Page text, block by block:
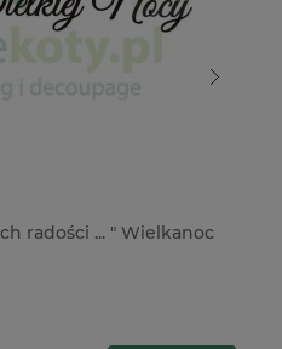
radości ... " Wielkanoc